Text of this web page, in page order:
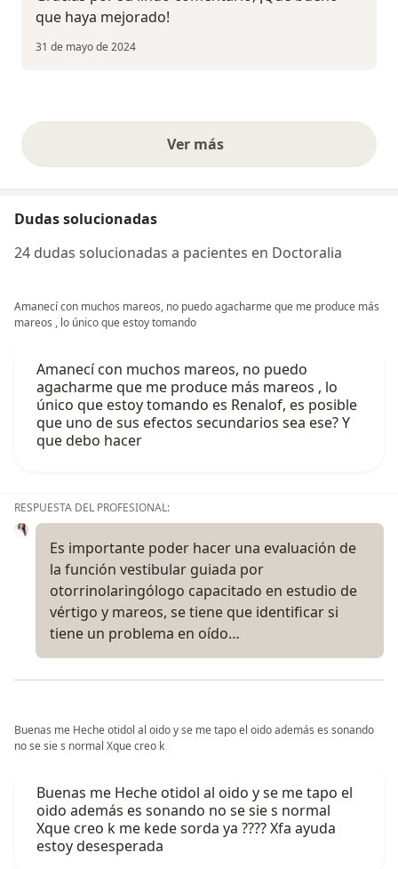
que haya mejorado!
31 de mayo de 2024
Ver másopiniones anteriores
Dudas solucionadas
24 dudas solucionadas a pacientes en Doctoralia
Amanecí con muchos mareos, no puedo agacharme que me produce más
mareos , lo único que estoy tomando
Amanecí con muchos mareos, no puedo
agacharme que me produce más mareos , lo
único que estoy tomando es Renalof, es posible
que uno de sus efectos secundarios sea ese? Y
que debo hacer
RESPUESTA DEL PROFESIONAL:
Es importante poder hacer una evaluación de
la función vestibular guiada por
otorrinolaringólogo capacitado en estudio de
vértigo y mareos, se tiene que identificar si
tiene un problema en oído…
Buenas me Heche otidol al oido y se me tapo el oido además es sonando
no se sie s normal Xque creo k
Buenas me Heche otidol al oido y se me tapo el
oido además es sonando no se sie s normal
Xque creo k me kede sorda ya ???? Xfa ayuda
estoy desesperada